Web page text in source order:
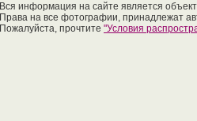
Вся информация на сайте является
Права на все фотографии, принадлежат
Пожалуйста, прочтите "Условия